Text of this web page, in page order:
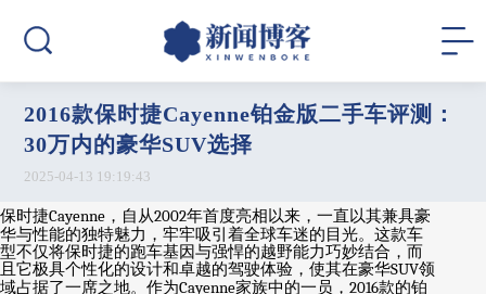
2016款保时捷Cayenne铂金版二手车评测：
30万内的豪华SUV选择
2025-04-13 19:19:43
保时捷Cayenne ，自从2002年首度亮相以来，一直以其兼具豪
华与性能的独特魅力，牢牢吸引着全球车迷的目光。这款车
型不仅将保时捷的跑车基因与强悍的越野能力巧妙结合，而
且它极具个性化的设计和卓越的驾驶体验，使其在豪华SUV领
域占据了一席之地。作为Cayenne家族中的一员， 2016款的铂